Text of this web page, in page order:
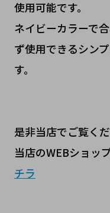
使用可能です。
ネイビーカラーで
ず使用できるシン
す。
是非当店でご覧くだ
当店のWEBショッ
チラ